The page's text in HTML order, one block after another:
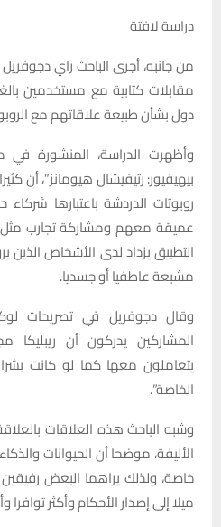
دراسة لافتة
من جانبه، أجرى الباحث راي
مقابلات كتابية مع مستخدمين
دول بشأن طبيعة علاقاتهم مع
وأظهرت الدراسة، المنشورة في
بيهيفيور: رتيفيشال هيومانز”، أن
روبوتات الدردشة باعتبارها
عميقة معهم ومشاركة تجارب مثل
التطبيق يزداد لدى الأشخاص الذين
مشبعة عاطفيا أو جسديا.
وقال دجوفريل في تصريحات
المشاركين يدركون أن ريبليكا
يتعاملون معها كما لو كانت
الخاصة”.
وشبه الباحث هذه العلاقات
الأليفة، موضحا أن الحيوانات
خاصة، ولذلك يراهما البعض
ميلا إلى إصدار الأحكام وأكثر توافرا